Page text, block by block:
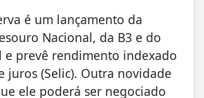
é um lançamento da
Nacional, da B3 e do
e prevê rendimento indexado
juros (Selic). Outra novidade
ele poderá ser negociado